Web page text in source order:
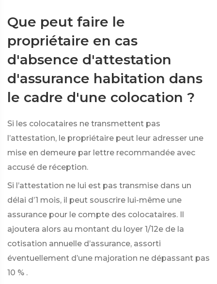
Que peut faire le
propriétaire en cas
d'absence d'attestation
d'assurance habitation dans
le cadre d'une colocation ?
Si les colocataires ne transmettent pas
l’attestation, le propriétaire peut leur adresser une
mise en demeure par lettre recommandée avec
accusé de réception.
Si l’attestation ne lui est pas transmise dans un
délai d’1 mois, il peut souscrire lui-même une
assurance pour le compte des colocataires. Il
ajoutera alors au montant du loyer 1/12e de la
cotisation annuelle d’assurance, assorti
éventuellement d’une majoration ne dépassant pas
10 % .